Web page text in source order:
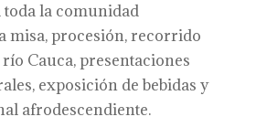
la comunidad
misa, procesión, recorrido
Cauca, presentaciones
exposición de bebidas y
afrodescendiente.